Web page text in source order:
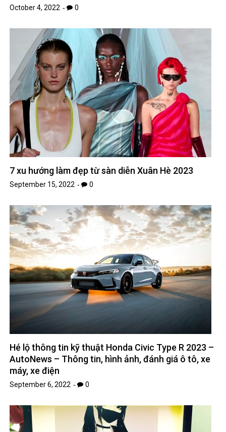
October 4, 2022 0
7 xu hướng làm đẹp từ sàn diễn Xuân Hè 2023
September 15, 2022 0
Hé lộ thông tin kỹ thuật Honda Civic Type R 2023 –
AutoNews – Thông tin, hình ảnh, đánh giá ô tô, xe
máy, xe điện
September 6, 2022 0